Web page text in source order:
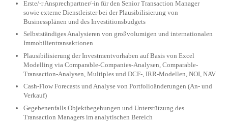
Erste/-r Ansprechpartner/-in für den Senior Transaction Manager
sowie externe Dienstleister bei der Plausibilisierung von
Businessplänen und des Investitionsbudgets
Selbstständiges Analysieren von großvolumigen und internationalen
Immobilientransaktionen
Plausibilisierung der Investmentvorhaben auf Basis von Excel
Modelling via Comparable-Companies-Analysen, Comparable-
Transaction-Analysen, Multiples und DCF-, IRR-Modellen, NOI, NAV
Cash-Flow Forecasts und Analyse von Portfolioänderungen (An- und
Verkauf)
Gegebenenfalls Objektbegehungen und Unterstützung des
Transaction Managers im analytischen Bereich